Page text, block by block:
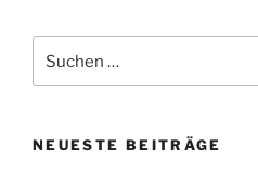
nach:
NEUESTE BEITRÄGE